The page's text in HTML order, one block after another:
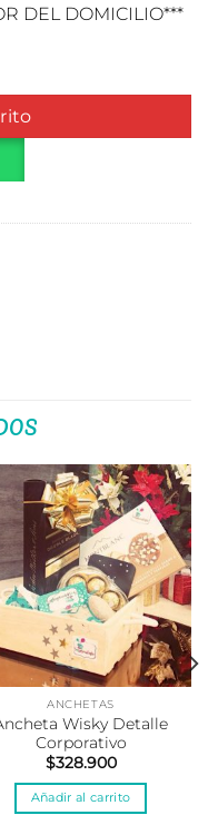
DEL DOMICILIO***
ANCHETAS
Wisky Detalle
Corporativo
$328.900
Añadir al carrito